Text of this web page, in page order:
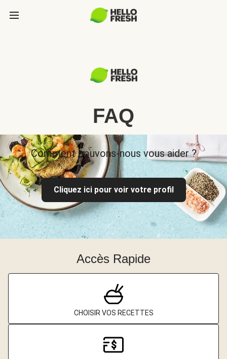
FAQ
Comment pouvons-nous vous aider ?
Cliquez ici pour voir votre profil
Accès Rapide
CHOISIR VOS RECETTES